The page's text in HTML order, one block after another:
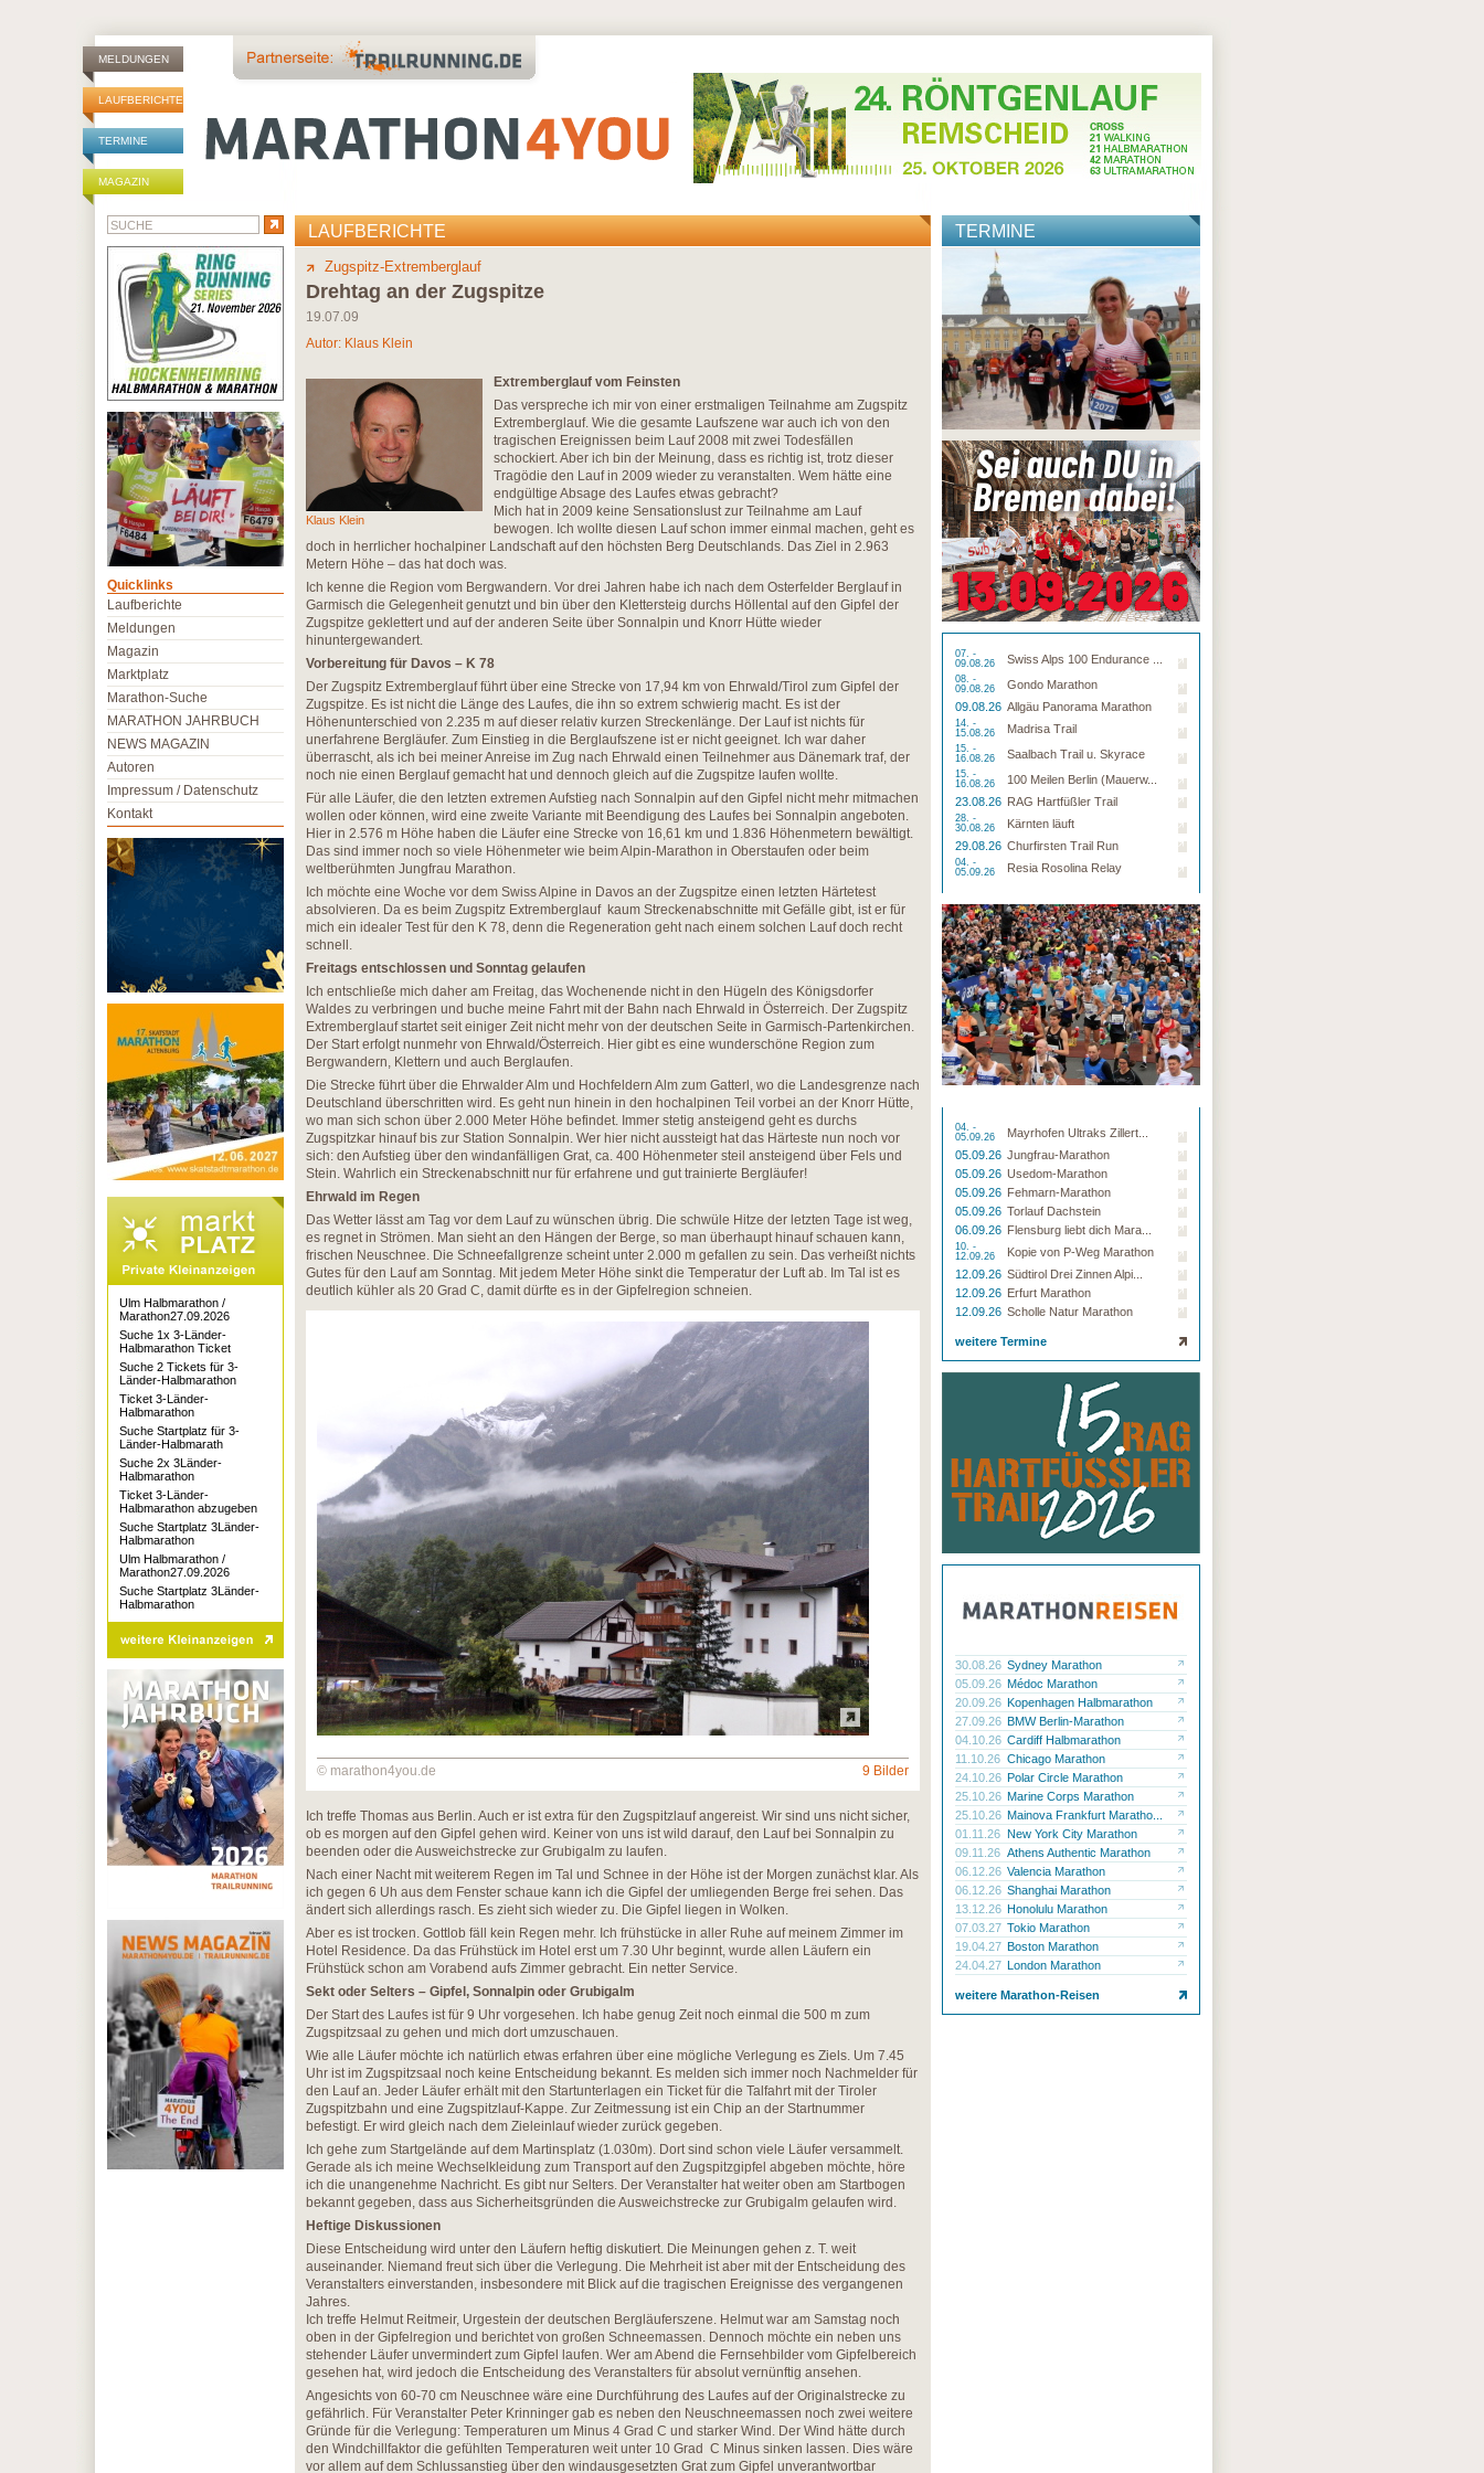
MELDUNGEN
LAUFBERICHTE
TERMINE
MAGAZIN
LAUFBERICHTE
Zugspitz-Extremberglauf
Drehtag an der Zugspitze
19.07.09
Autor: Klaus Klein
Klaus Klein
Extremberglauf vom Feinsten
Das verspreche ich mir von einer erstmaligen Teilnahme am Zugspitz
Extremberglauf. Wie die gesamte Laufszene war auch ich von den
tragischen Ereignissen beim Lauf 2008 mit zwei Todesfällen
schockiert. Aber ich bin der Meinung, dass es richtig ist, trotz dieser
Tragödie den Lauf in 2009 wieder zu veranstalten. Wem hätte eine
endgültige Absage des Laufes etwas gebracht?
Mich hat in 2009 keine Sensationslust zur Teilnahme am Lauf
bewogen. Ich wollte diesen Lauf schon immer einmal machen, geht es
doch in herrlicher hochalpiner Landschaft auf den höchsten Berg Deutschlands. Das Ziel in 2.963
Metern Höhe – das hat doch was.
Ich kenne die Region vom Bergwandern. Vor drei Jahren habe ich nach dem Osterfelder Berglauf in
Garmisch die Gelegenheit genutzt und bin über den Klettersteig durchs Höllental auf den Gipfel der
Zugspitze geklettert und auf der anderen Seite über Sonnalpin und Knorr Hütte wieder
hinuntergewandert.
Vorbereitung für Davos – K 78
Der Zugspitz Extremberglauf führt über eine Strecke von 17,94 km von Ehrwald/Tirol zum Gipfel der
Zugspitze. Es ist nicht die Länge des Laufes, die ihn so extrem schwierig macht. Es ist der
Höhenunterschied von 2.235 m auf dieser relativ kurzen Streckenlänge. Der Lauf ist nichts für
unerfahrene Bergläufer. Zum Einstieg in die Berglaufszene ist er nicht geeignet. Ich war daher
überrascht, als ich bei meiner Anreise im Zug nach Ehrwald einen Teilnehmer aus Dänemark traf, der
noch nie einen Berglauf gemacht hat und dennoch gleich auf die Zugspitze laufen wollte.
Für alle Läufer, die den letzten extremen Aufstieg nach Sonnalpin auf den Gipfel nicht mehr mitmachen
wollen oder können, wird eine zweite Variante mit Beendigung des Laufes bei Sonnalpin angeboten.
Hier in 2.576 m Höhe haben die Läufer eine Strecke von 16,61 km und 1.836 Höhenmetern bewältigt.
Das sind immer noch so viele Höhenmeter wie beim Alpin-Marathon in Oberstaufen oder beim
weltberühmten Jungfrau Marathon.
Ich möchte eine Woche vor dem Swiss Alpine in Davos an der Zugspitze einen letzten Härtetest
absolvieren. Da es beim Zugspitz Extremberglauf kaum Streckenabschnitte mit Gefälle gibt, ist er für
mich ein idealer Test für den K 78, denn die Regeneration geht nach einem solchen Lauf doch recht
schnell.
Freitags entschlossen und Sonntag gelaufen
Ich entschließe mich daher am Freitag, das Wochenende nicht in den Hügeln des Königsdorfer
Waldes zu verbringen und buche meine Fahrt mit der Bahn nach Ehrwald in Österreich. Der Zugspitz
Extremberglauf startet seit einiger Zeit nicht mehr von der deutschen Seite in Garmisch-Partenkirchen.
Der Start erfolgt nunmehr von Ehrwald/Österreich. Hier gibt es eine wunderschöne Region zum
Bergwandern, Klettern und auch Berglaufen.
Die Strecke führt über die Ehrwalder Alm und Hochfeldern Alm zum Gatterl, wo die Landesgrenze nach
Deutschland überschritten wird. Es geht nun hinein in den hochalpinen Teil vorbei an der Knorr Hütte,
wo man sich schon über 2.000 Meter Höhe befindet. Immer stetig ansteigend geht es durchs
Zugspitzkar hinauf bis zur Station Sonnalpin. Wer hier nicht aussteigt hat das Härteste nun noch vor
sich: den Aufstieg über den windanfälligen Grat, ca. 400 Höhenmeter steil ansteigend über Fels und
Stein. Wahrlich ein Streckenabschnitt nur für erfahrene und gut trainierte Bergläufer!
Ehrwald im Regen
Das Wetter lässt am Tag vor dem Lauf zu wünschen übrig. Die schwüle Hitze der letzten Tage ist weg,
es regnet in Strömen. Man sieht an den Hängen der Berge, so man überhaupt hinauf schauen kann,
frischen Neuschnee. Die Schneefallgrenze scheint unter 2.000 m gefallen zu sein. Das verheißt nichts
Gutes für den Lauf am Sonntag. Mit jedem Meter Höhe sinkt die Temperatur der Luft ab. Im Tal ist es
deutlich kühler als 20 Grad C, damit dürfte es in der Gipfelregion schneien.
© marathon4you.de 9 Bilder
Ich treffe Thomas aus Berlin. Auch er ist extra für den Zugspitzlauf angereist. Wir sind uns nicht sicher,
ob es morgen auf den Gipfel gehen wird. Keiner von uns ist wild darauf, den Lauf bei Sonnalpin zu
beenden oder die Ausweichstrecke zur Grubigalm zu laufen.
Nach einer Nacht mit weiterem Regen im Tal und Schnee in der Höhe ist der Morgen zunächst klar. Als
ich gegen 6 Uh aus dem Fenster schaue kann ich die Gipfel der umliegenden Berge frei sehen. Das
ändert sich allerdings rasch. Es zieht sich wieder zu. Die Gipfel liegen in Wolken.
Aber es ist trocken. Gottlob fäll kein Regen mehr. Ich frühstücke in aller Ruhe auf meinem Zimmer im
Hotel Residence. Da das Frühstück im Hotel erst um 7.30 Uhr beginnt, wurde allen Läufern ein
Frühstück schon am Vorabend aufs Zimmer gebracht. Ein netter Service.
Sekt oder Selters – Gipfel, Sonnalpin oder Grubigalm
Der Start des Laufes ist für 9 Uhr vorgesehen. Ich habe genug Zeit noch einmal die 500 m zum
Zugspitzsaal zu gehen und mich dort umzuschauen.
Wie alle Läufer möchte ich natürlich etwas erfahren über eine mögliche Verlegung es Ziels. Um 7.45
Uhr ist im Zugspitzsaal noch keine Entscheidung bekannt. Es melden sich immer noch Nachmelder für
den Lauf an. Jeder Läufer erhält mit den Startunterlagen ein Ticket für die Talfahrt mit der Tiroler
Zugspitzbahn und eine Zugspitzlauf-Kappe. Zur Zeitmessung ist ein Chip an der Startnummer
befestigt. Er wird gleich nach dem Zieleinlauf wieder zurück gegeben.
Ich gehe zum Startgelände auf dem Martinsplatz (1.030m). Dort sind schon viele Läufer versammelt.
Gerade als ich meine Wechselkleidung zum Transport auf den Zugspitzgipfel abgeben möchte, höre
ich die unangenehme Nachricht. Es gibt nur Selters. Der Veranstalter hat weiter oben am Startbogen
bekannt gegeben, dass aus Sicherheitsgründen die Ausweichstrecke zur Grubigalm gelaufen wird.
Heftige Diskussionen
Diese Entscheidung wird unter den Läufern heftig diskutiert. Die Meinungen gehen z. T. weit
auseinander. Niemand freut sich über die Verlegung. Die Mehrheit ist aber mit der Entscheidung des
Veranstalters einverstanden, insbesondere mit Blick auf die tragischen Ereignisse des vergangenen
Jahres.
Ich treffe Helmut Reitmeir, Urgestein der deutschen Bergläuferszene. Helmut war am Samstag noch
oben in der Gipfelregion und berichtet von großen Schneemassen. Dennoch möchte ein neben uns
stehender Läufer unvermindert zum Gipfel laufen. Wer am Abend die Fernsehbilder vom Gipfelbereich
gesehen hat, wird jedoch die Entscheidung des Veranstalters für absolut vernünftig ansehen.
Angesichts von 60-70 cm Neuschnee wäre eine Durchführung des Laufes auf der Originalstrecke zu
gefährlich. Für Veranstalter Peter Krinninger gab es neben den Neuschneemassen noch zwei weitere
Gründe für die Verlegung: Temperaturen um Minus 4 Grad C und starker Wind. Der Wind hätte durch
den Windchillfaktor die gefühlten Temperaturen weit unter 10 Grad C Minus sinken lassen. Dies wäre
vor allem auf dem Schlussanstieg über den windausgesetzten Grat zum Gipfel unverantwortbar
TERMINE
07. -
09.08.26
Swiss Alps 100 Endurance ...
08. -
09.08.26
Gondo Marathon
09.08.26 Allgäu Panorama Marathon
14. -
15.08.26
Madrisa Trail
15. -
16.08.26
Saalbach Trail u. Skyrace
15. -
16.08.26
100 Meilen Berlin (Mauerw...
23.08.26 RAG Hartfüßler Trail
28. -
30.08.26
Kärnten läuft
29.08.26 Churfirsten Trail Run
04. -
05.09.26
Resia Rosolina Relay
04. -
05.09.26
Mayrhofen Ultraks Zillert...
05.09.26 Jungfrau-Marathon
05.09.26 Usedom-Marathon
05.09.26 Fehmarn-Marathon
05.09.26 Torlauf Dachstein
06.09.26 Flensburg liebt dich Mara...
10. -
12.09.26
Kopie von P-Weg Marathon
12.09.26 Südtirol Drei Zinnen Alpi...
12.09.26 Erfurt Marathon
12.09.26 Scholle Natur Marathon
weitere Termine
30.08.26 Sydney Marathon
05.09.26 Médoc Marathon
20.09.26 Kopenhagen Halbmarathon
27.09.26 BMW Berlin-Marathon
04.10.26 Cardiff Halbmarathon
11.10.26 Chicago Marathon
24.10.26 Polar Circle Marathon
25.10.26 Marine Corps Marathon
25.10.26 Mainova Frankfurt Maratho...
01.11.26 New York City Marathon
09.11.26 Athens Authentic Marathon
06.12.26 Valencia Marathon
06.12.26 Shanghai Marathon
13.12.26 Honolulu Marathon
07.03.27 Tokio Marathon
19.04.27 Boston Marathon
24.04.27 London Marathon
weitere Marathon-Reisen
Quicklinks
Laufberichte
Meldungen
Magazin
Marktplatz
Marathon-Suche
MARATHON JAHRBUCH
NEWS MAGAZIN
Autoren
Impressum / Datenschutz
Kontakt
Ulm Halbmarathon /
Marathon27.09.2026
Suche 1x 3-Länder-
Halbmarathon Ticket
Suche 2 Tickets für 3-
Länder-Halbmarathon
Ticket 3-Länder-
Halbmarathon
Suche Startplatz für 3-
Länder-Halbmarath
Suche 2x 3Länder-
Halbmarathon
Ticket 3-Länder-
Halbmarathon abzugeben
Suche Startplatz 3Länder-
Halbmarathon
Ulm Halbmarathon /
Marathon27.09.2026
Suche Startplatz 3Länder-
Halbmarathon